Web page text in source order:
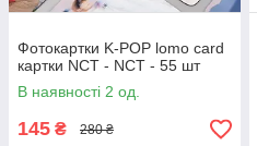
Фотокартки K-POP lomo card
картки NCT - NCT - 55 шт
В наявності 2 од.
145 ₴ 280 ₴